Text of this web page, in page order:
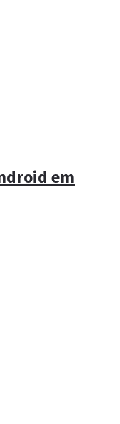
em